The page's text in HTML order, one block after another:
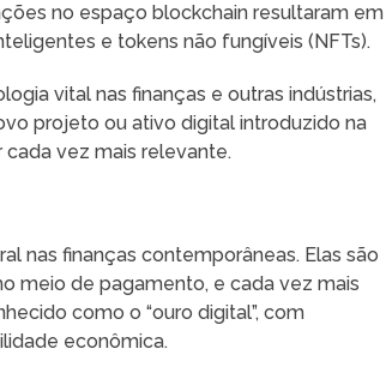
no espaço blockchain resultaram em
e tokens não fungíveis (NFTs).
vital nas finanças e outras indústrias,
projeto ou ativo digital introduzido na
vez mais relevante.
nas finanças contemporâneas. Elas são
meio de pagamento, e cada vez mais
como o “ouro digital”, com
econômica.